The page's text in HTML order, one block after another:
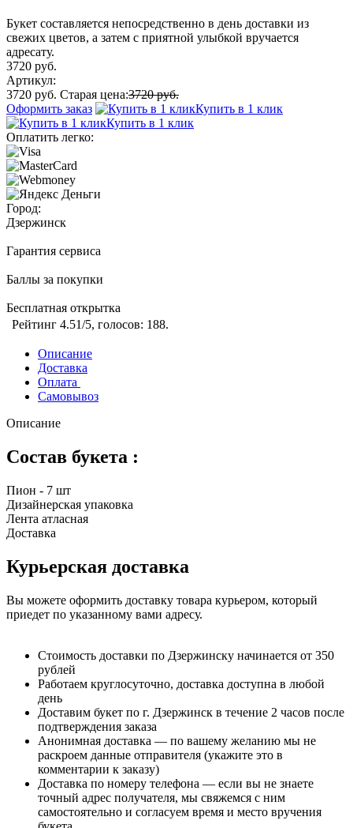
Букет составляется непосредственно в день доставки из
свежих цветов, а затем с приятной улыбкой вручается
адресату.
3720 руб.
Артикул:
3720 руб. Старая цена:3720 руб.
Оформить заказ
Купить в 1 клик
Купить в 1 клик
Оплатить легко:
Город:
Дзержинск
Гарантия сервиса
Баллы за покупки
Бесплатная открытка
Рейтинг 4.51/5, голосов: 188.
Описание
Доставка
Оплата
Самовывоз
Описание
Состав букета :
Пион - 7 шт
Дизайнерская упаковка
Лента атласная
Доставка
Курьерская доставка
Вы можете оформить доставку товара курьером, который
приедет по указанному вами адресу.
Стоимость доставки по Дзержинску начинается от 350
рублей
Работаем круглосуточно, доставка доступна в любой
день
Доставим букет по г. Дзержинск в течение 2 часов после
подтверждения заказа
Анонимная доставка — по вашему желанию мы не
раскроем данные отправителя (укажите это в
комментарии к заказу)
Доставка по номеру телефона — если вы не знаете
точный адрес получателя, мы свяжемся с ним
самостоятельно и согласуем время и место вручения